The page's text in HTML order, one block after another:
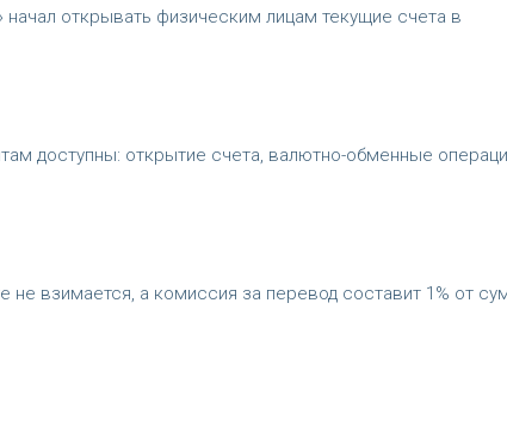
открывать физическим лицам текущие счета в
доступны: открытие счета, валютно-обменные
не взимается, а комиссия за перевод составит 1% от